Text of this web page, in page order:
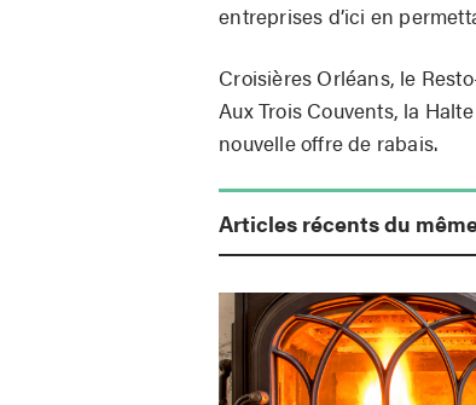
entreprises d’ici en
Croisières Orléans, le
Aux Trois Couvents, la
nouvelle offre de rabais.
Articles récents du